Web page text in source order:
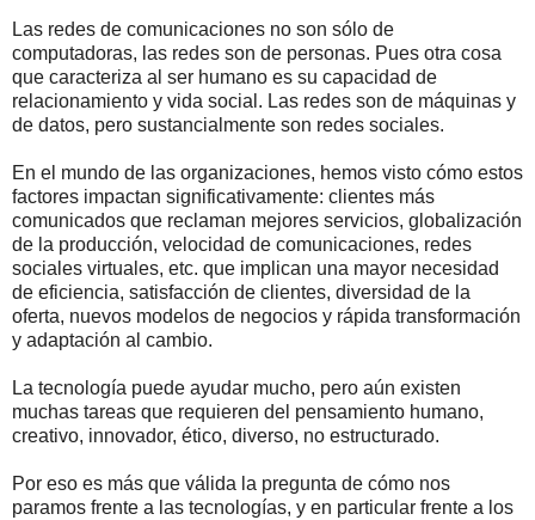
Las redes de comunicaciones no son sólo de
computadoras, las redes son de personas. Pues otra cosa
que caracteriza al ser humano es su capacidad de
relacionamiento y vida social. Las redes son de máquinas y
de datos, pero sustancialmente son redes sociales.
En el mundo de las organizaciones, hemos visto cómo estos
factores impactan significativamente: clientes más
comunicados que reclaman mejores servicios, globalización
de la producción, velocidad de comunicaciones, redes
sociales virtuales, etc. que implican una mayor necesidad
de eficiencia, satisfacción de clientes, diversidad de la
oferta, nuevos modelos de negocios y rápida transformación
y adaptación al cambio.
La tecnología puede ayudar mucho, pero aún existen
muchas tareas que requieren del pensamiento humano,
creativo, innovador, ético, diverso, no estructurado.
Por eso es más que válida la pregunta de cómo nos
paramos frente a las tecnologías, y en particular frente a los